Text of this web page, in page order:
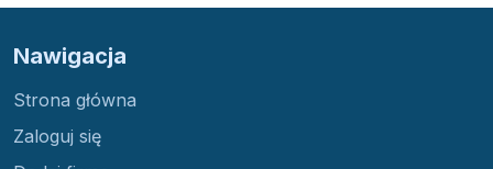
Nawigacja
Strona główna
Zaloguj się